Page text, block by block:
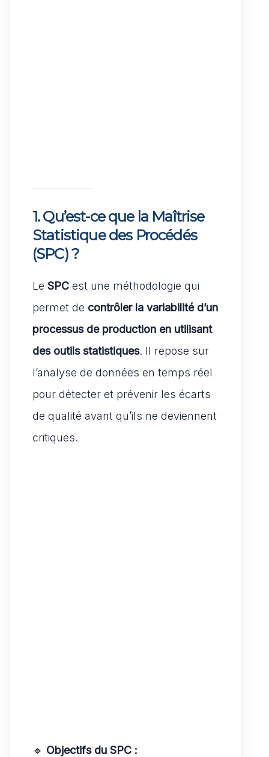
1. Qu’est-ce que la Maîtrise
Statistique des Procédés
(SPC) ?
Le SPC est une méthodologie qui
permet de contrôler la variabilité d’un
processus de production en utilisant
des outils statistiques. Il repose sur
l’analyse de données en temps réel
pour détecter et prévenir les écarts
de qualité avant qu’ils ne deviennent
critiques.
🔹 Objectifs du SPC :